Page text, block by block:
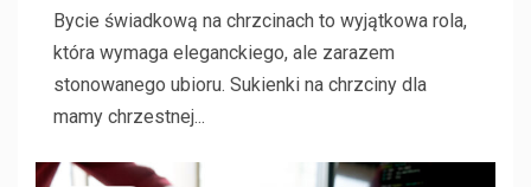
Bycie świadkową na chrzcinach to wyjątkowa rola,
która wymaga eleganckiego, ale zarazem
stonowanego ubioru. Sukienki na chrzciny dla
mamy chrzestnej...